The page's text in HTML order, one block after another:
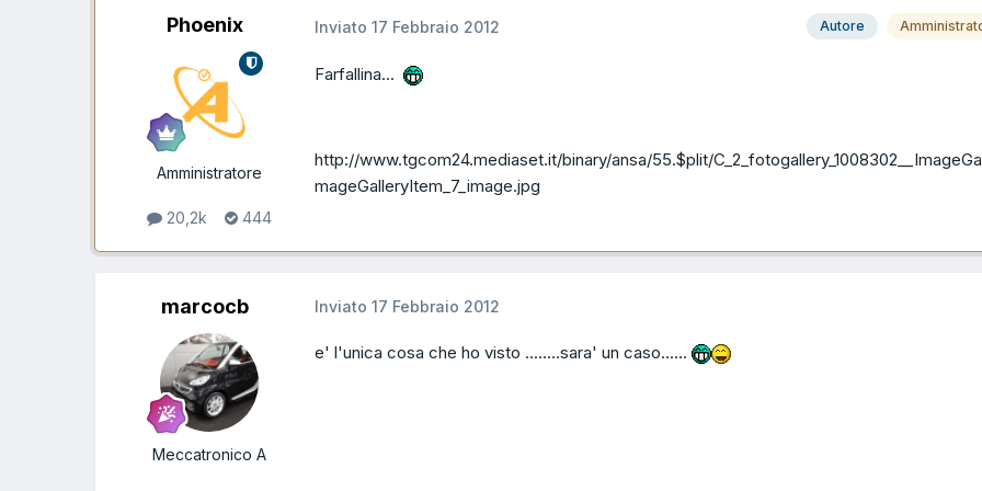
Phoenix
Amministratore
20,2k 444
Autore
Inviato 17 Febbraio 2012
Farfallina...
http://www.tgcom24.mediaset.it/binary/ansa/55.$plit/
mageGalleryItem_7_image.jpg
marcocb
Meccatronico A
Inviato 17 Febbraio 2012
e' l'unica cosa che ho visto ........sara' un caso......